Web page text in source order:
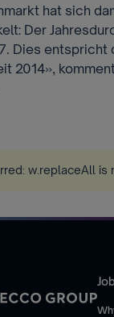
hat sich
Der
Dies
2014»,
w.replaceAll is